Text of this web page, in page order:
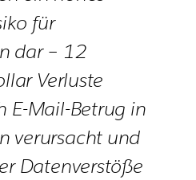
für
dar – 12
Verluste
E-Mail-Betrug in
verursacht und
Datenverstöße